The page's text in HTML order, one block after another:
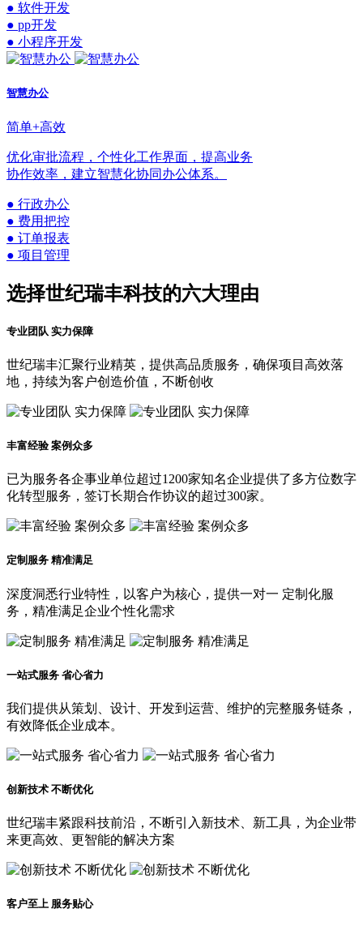
● 软件开发
● pp开发
● 小程序开发
智慧办公
简单+高效
优化审批流程，个性化工作界面，提高业务
协作效率，建立智慧化协同办公体系。
● 行政办公
● 费用把控
● 订单报表
● 项目管理
选择世纪瑞丰科技的六大理由
专业团队 实力保障
世纪瑞丰汇聚行业精英，提供高品质服务，确保项目高效落
地，持续为客户创造价值，不断创收
丰富经验 案例众多
已为服务各企事业单位超过1200家知名企业提供了多方位数字
化转型服务，签订长期合作协议的超过300家。
定制服务 精准满足
深度洞悉行业特性，以客户为核心，提供一对一 定制化服
务，精准满足企业个性化需求
一站式服务 省心省力
我们提供从策划、设计、开发到运营、维护的完整服务链条，
有效降低企业成本。
创新技术 不断优化
世纪瑞丰紧跟科技前沿，不断引入新技术、新工具，为企业带
来更高效、更智能的解决方案
客户至上 服务贴心